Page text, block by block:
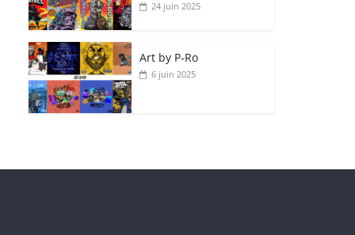
24 juin 2025
Art by P‑Ro
6 juin 2025